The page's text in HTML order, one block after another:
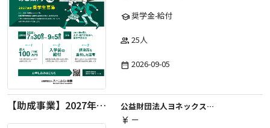
school奨学金-給付
group 25人
date_range 2026-09-05
【助成事業】2027年度中学校部活動の地域展開推進に関する助成金
公益財団法人ヨネックススポーツ振興財団
currency_yen ー